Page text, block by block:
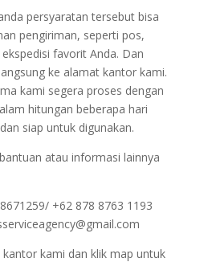
persyaratan tersebut bisa
pengiriman, seperti pos,
favorit Anda. Dan
ke alamat kantor kami.
kami segera proses dengan
hitungan beberapa hari
siap untuk digunakan.
atau informasi lainnya
+62 878 8763 1193
kami dan klik map untuk